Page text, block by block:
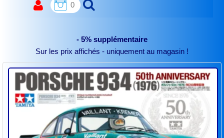
0
- 5% supplémentaire
Sur les prix affichés - uniquement au magasin !